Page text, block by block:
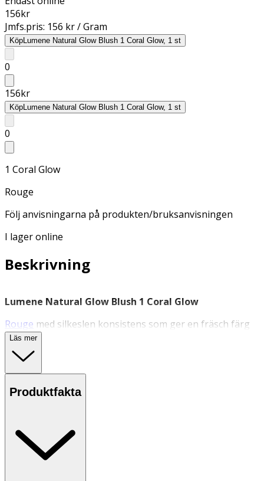
156kr
Jmfs.pris: 156 kr / Gram
KöpLumene Natural Glow Blush 1 Coral Glow, 1 st
0
156kr
KöpLumene Natural Glow Blush 1 Coral Glow, 1 st
0
1 Coral Glow
Rouge
Följ anvisningarna på produkten/bruksanvisningen
I lager online
Beskrivning
Lumene Natural Glow Blush 1 Coral Glow
Rouge med silkeslen konsistens som ger en fräsch färg
och naturligt matt finish.
Vegansk blush med matt finish och en högpigmenterad,
silkeslen formula. Innehåller nordiska hjortron som ger
lyster, samt återfuktande hyaluronsyra.
· Vegansk formula
· Med nordiska hjortron och hyaluronsyra
Läs mer
Produktfakta